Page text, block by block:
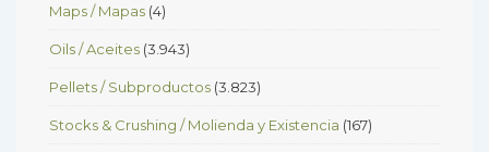
Maps / Mapas (4)
Oils / Aceites (3.943)
Pellets / Subproductos (3.823)
Stocks & Crushing / Molienda y Existencia (167)